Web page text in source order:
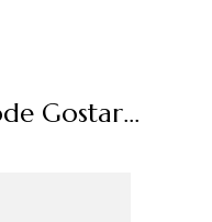
Gostar...